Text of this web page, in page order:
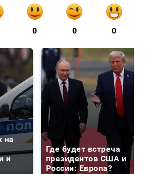
0 0 0
на
и
Где будет встреча
президентов США и
России: Европа?